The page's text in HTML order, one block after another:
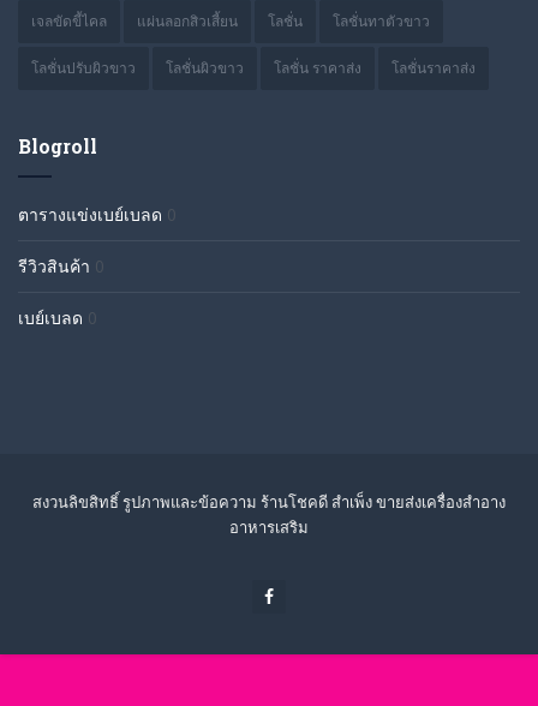
เจลขัดขี้ไคล แผ่นลอกสิวเสี้ยน โลชั่น โลชั่นทาตัวขาว
โลชั่นปรับผิวขาว โลชั่นผิวขาว โลชั่น ราคาส่ง โลชั่นราคาส่ง
Blogroll
ตารางแข่งเบย์เบลด 0
รีวิวสินค้า 0
เบย์เบลด 0
สงวนลิขสิทธิ์ รูปภาพและข้อความ ร้านโชคดี สำเพ็ง ขายส่งเครื่องสำอาง
อาหารเสริม